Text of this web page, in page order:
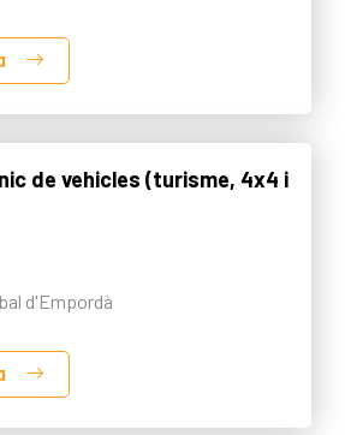
de vehicles (turisme, 4x4 i
d'Empordà